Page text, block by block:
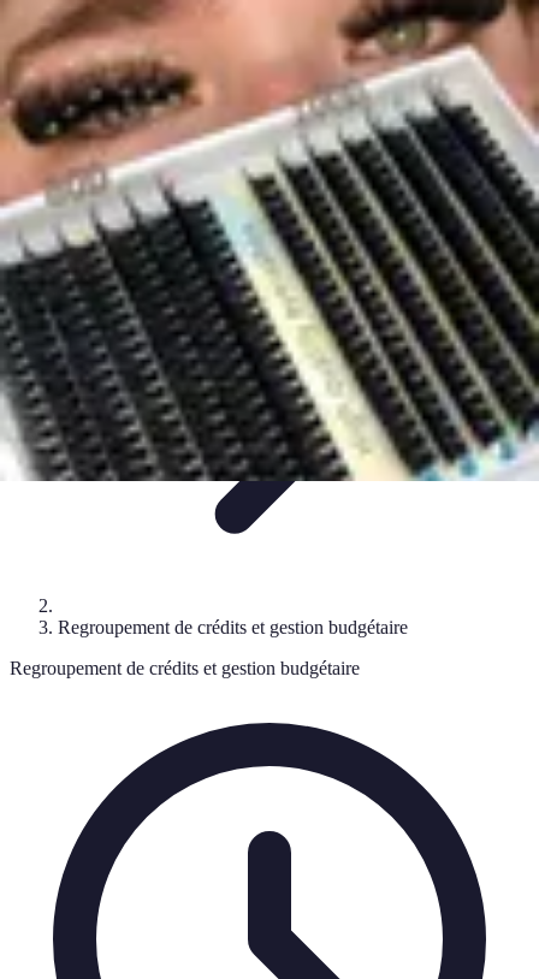
Solution Regroupement
Regroupement de crédits et gestion budgétaireConseils &
AstucesComparatifs et Choix Tendances Gestion Budgétaire
Solution Regroupement
Regroupement de crédits et gestion budgétaire
Regroupement de crédits et gestion budgétaire